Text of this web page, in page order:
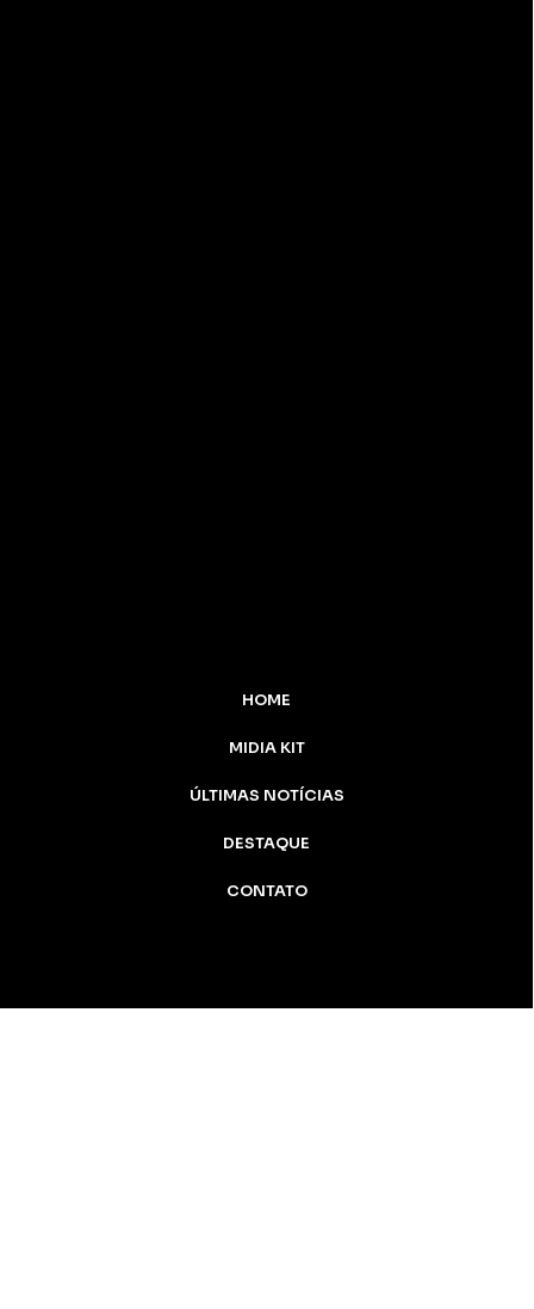
HOME
MIDIA KIT
ÚLTIMAS NOTÍCIAS
DESTAQUE
CONTATO